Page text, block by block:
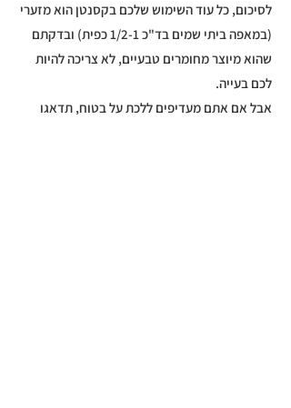
לסיכום, כל עוד השימוש שלכם בקסנטן הוא מזערי
(במאפה ביתי שמים בד"כ 1/2-1 כפית) ובדקתם
שהוא מיוצר מחומרים טבעיים, לא צריכה להיות
לכם בעייה.
אבל אם אתם מעדיפים ללכת על בטוח, תדאגו